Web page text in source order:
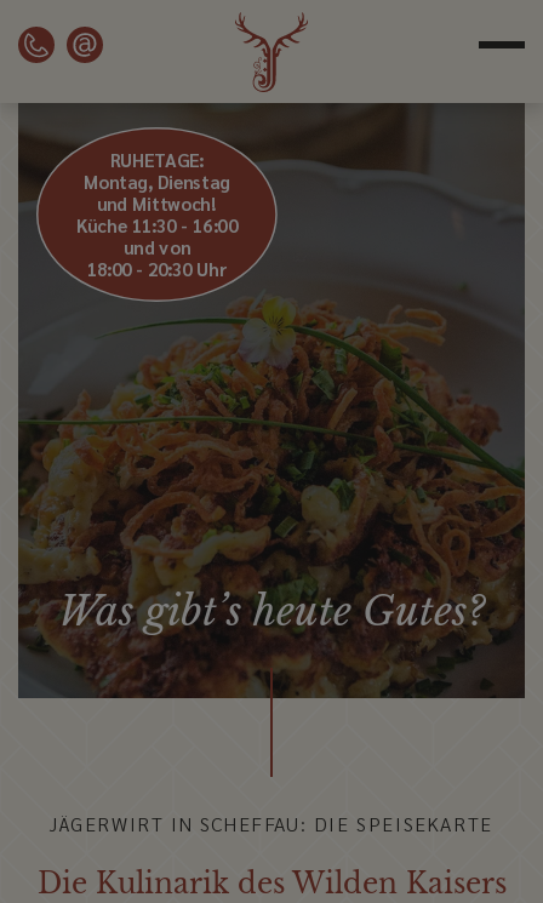
RUHETAGE:
Montag, Dienstag
und Mittwoch!
Küche 11:30 - 16:00
und von
18:00 - 20:30 Uhr
Was gibt’s heute Gutes?
JÄGERWIRT IN SCHEFFAU: DIE SPEISEKARTE
Die Kulinarik des Wilden Kaisers